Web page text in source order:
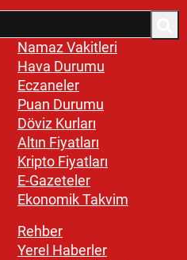
Namaz Vakitleri
Hava Durumu
Eczaneler
Puan Durumu
Döviz Kurları
Altın Fiyatları
Kripto Fiyatları
E-Gazeteler
Ekonomik Takvim
Rehber
Yerel Haberler